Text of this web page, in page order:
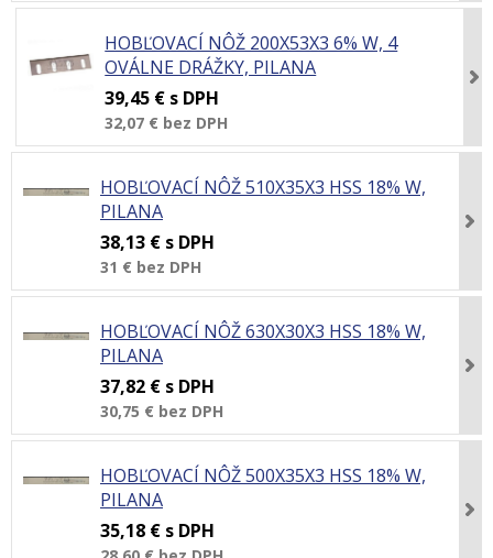
HOBĽOVACÍ NÔŽ 200X53X3 6% W, 4
OVÁLNE DRÁŽKY, PILANA
39,45 € s DPH
32,07 € bez DPH
HOBĽOVACÍ NÔŽ 510X35X3 HSS 18% W,
PILANA
38,13 € s DPH
31 € bez DPH
HOBĽOVACÍ NÔŽ 630X30X3 HSS 18% W,
PILANA
37,82 € s DPH
30,75 € bez DPH
HOBĽOVACÍ NÔŽ 500X35X3 HSS 18% W,
PILANA
35,18 € s DPH